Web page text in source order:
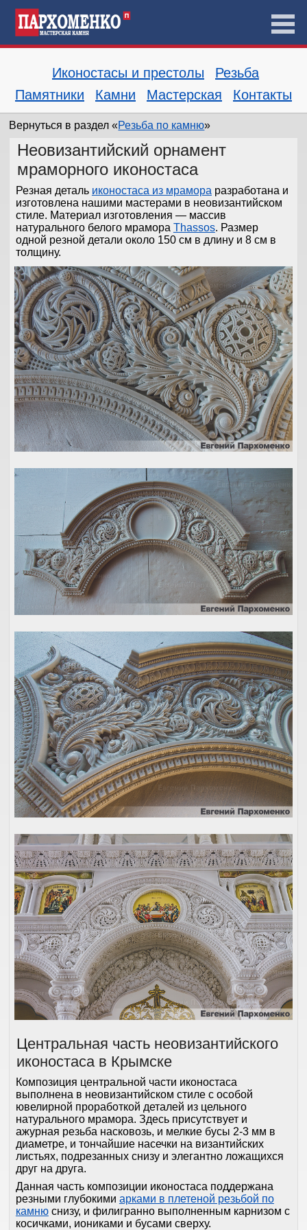
Иконостасы и престолы
Резьба
Памятники
Камни Мастерская Контакты
Вернуться в раздел «Резьба по камню»
Неовизантийский орнамент
мраморного иконостаса
Резная деталь иконостаса из мрамораразработана и
изготовлена нашими мастерами в неовизантийском
стиле. Материал изготовления — массив
натурального белого мрамора Thassos. Размер
одной резной детали около 150 см в длину и 8 см в
толщину.
Центральная часть неовизантийского
иконостаса в Крымске
Композиция центральной части иконостаса
выполнена в неовизантийском стиле с особой
ювелирной проработкой деталей из цельного
натурального мрамора. Здесь присутствует и
ажурная резьба насковозь, и мелкие бусы 2-3 мм в
диаметре, и тончайшие насечки на византийских
листьях, подрезанных снизу и элегантно ложащихся
друг на друга.
Данная часть композиции иконостаса поддержана
резными глубокими арками в плетеной резьбой по
камнюснизу, и филигранно выполненным карнизом с
косичками, иониками и бусами сверху.